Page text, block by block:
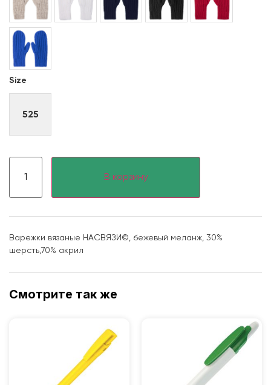
Size
525
В корзину
Варежки вязаные НАСВЯЗИ©, бежевый меланж, 30%
шерсть,70% акрил
Смотрите так же